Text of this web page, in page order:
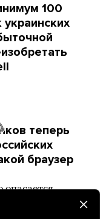
100
теперь
браузер
опасается
и VK